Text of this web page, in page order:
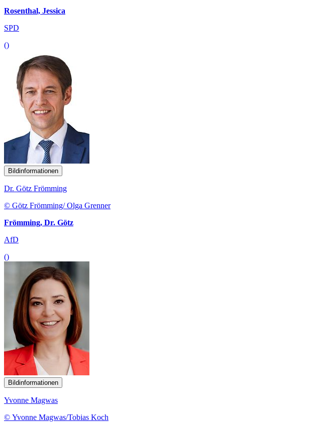
Rosenthal, Jessica
SPD
()
Bildinformationen
Dr. Götz Frömming
© Götz Frömming/ Olga Grenner
Frömming, Dr. Götz
AfD
()
Bildinformationen
Yvonne Magwas
© Yvonne Magwas/Tobias Koch